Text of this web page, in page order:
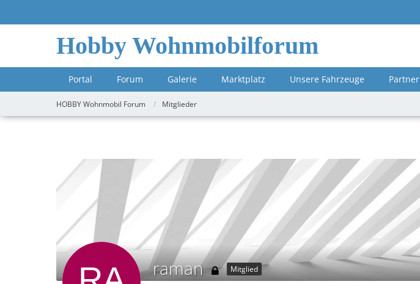
Hobby Wohnmobilforum
Portal Forum Galerie Marktplatz Unsere Fahrzeuge Partner
HOBBY Wohnmobil Forum Mitglieder
raman Mitglied